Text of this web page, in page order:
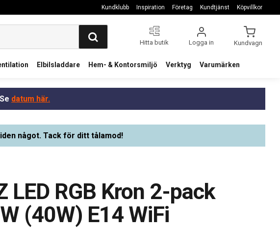
Kundklubb Inspiration Företag Kundtjänst Köpvillkor
Hitta butik Logga in Kundvagn
Elbilsladdare Hem- & Kontorsmiljö Verktyg Varumärken
datum här.
något. Tack för ditt tålamod!
LED RGB Kron 2-pack
(40W) E14 WiFi